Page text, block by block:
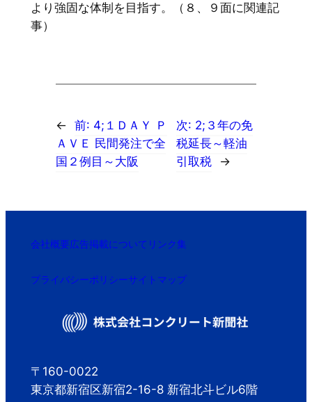
より強固な体制を目指す。（８、９面に関連記
事）
← 前: 4;１ＤＡＹ Ｐ
ＡＶＥ 民間発注で全
国２例目～大阪
次: 2;３年の免
税延長～軽油
引取税
→
会社概要広告掲載について リンク集
プライバシーポリシーサイトマップ
〒160-0022
東京都新宿区新宿2-16-8 新宿北斗ビル6階